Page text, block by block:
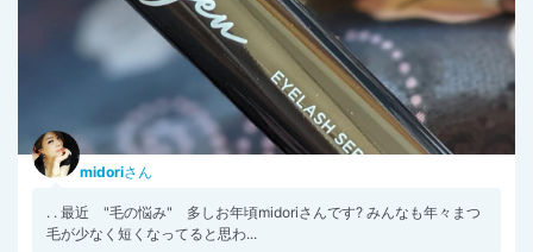
midoriさん
. . 最近 "毛の悩み" 多しお年頃midoriさんです? みんなも年々まつ
毛が少なく短くなってると思わ...